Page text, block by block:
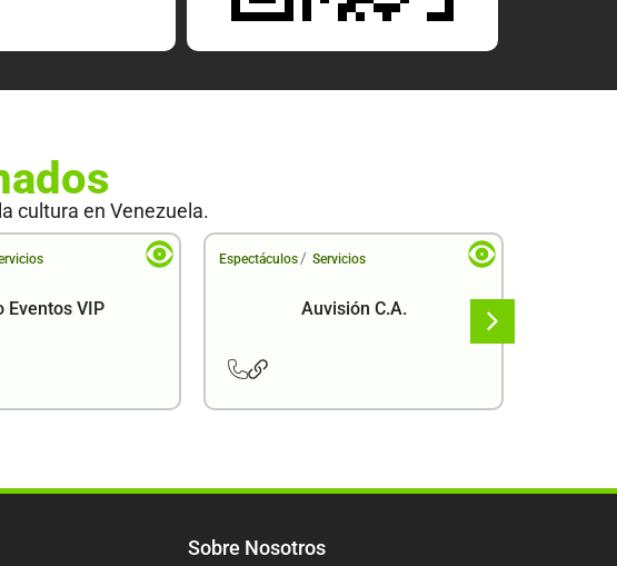
cultura en Venezuela.
Eventos VIP
Espectáculos / Servicios
Auvisión C.A.
Sobre Nosotros